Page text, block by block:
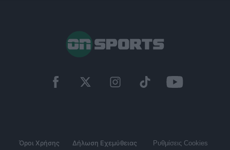
Όροι Χρήσης Δήλωση Εχεμύθειας Ρυθμίσεις Cookies